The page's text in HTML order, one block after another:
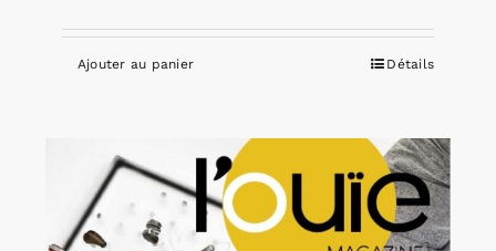
Ajouter au panier Détails